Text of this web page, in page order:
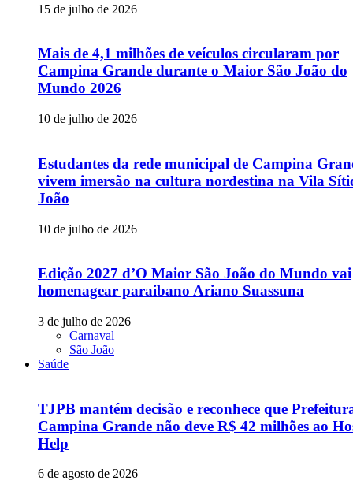
15 de julho de 2026
Mais de 4,1 milhões de veículos circularam por
Campina Grande durante o Maior São João do
Mundo 2026
10 de julho de 2026
Estudantes da rede municipal de Campina
vivem imersão na cultura nordestina na Vila
João
10 de julho de 2026
Edição 2027 d’O Maior São João do Mundo vai
homenagear paraibano Ariano Suassuna
3 de julho de 2026
Carnaval
São João
Saúde
TJPB mantém decisão e reconhece que
Campina Grande não deve R$ 42 milhões ao
Help
6 de agosto de 2026